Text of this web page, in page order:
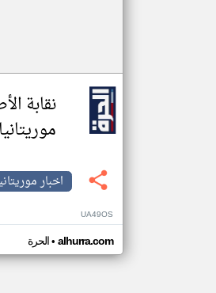
نقابة
اخبار
UA49OS
الحرة• alhurra.com